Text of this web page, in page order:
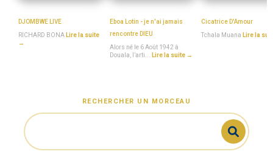
DJOMBWE LIVE
RICHARD BONA Lire la suite
→
Eboa Lotin - je n'ai jamais
rencontre DIEU
Alors né le 6 Août 1942 à
Douala, l’arti... Lire la suite →
Cicatrice D'Amour
Tchala Muana Lire la
RECHERCHER UN MORCEAU